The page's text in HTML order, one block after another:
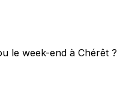
le week-end à Chérêt ?